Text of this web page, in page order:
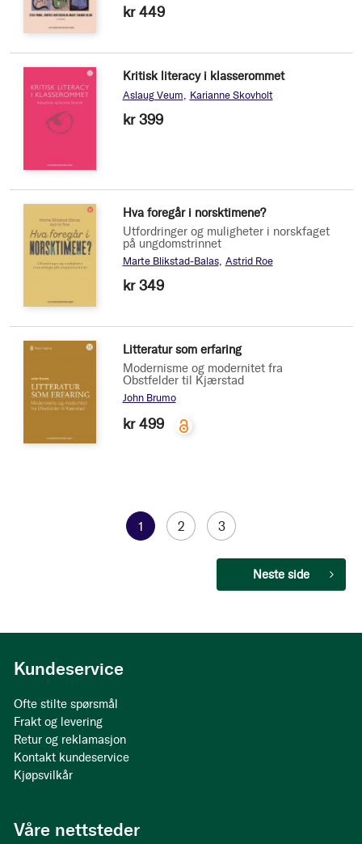
kr 449
Kritisk literacy i klasserommet
Aslaug Veum Karianne Skovholt
kr 399
Hva foregår i norsktimene?
Utfordringer og muligheter i norskfaget
på ungdomstrinnet
Marte Blikstad-Balas Astrid Roe
kr 349
Litteratur som erfaring
Modernisme og modernitet fra
Obstfelder til Kjærstad
John Brumo
kr 499
You're
1 Side
2 Side
3
Side
Neste side
Kundeservice
Ofte stilte spørsmål
Frakt og levering
Retur og reklamasjon
Kontakt kundeservice
Kjøpsvilkår
Våre nettsteder